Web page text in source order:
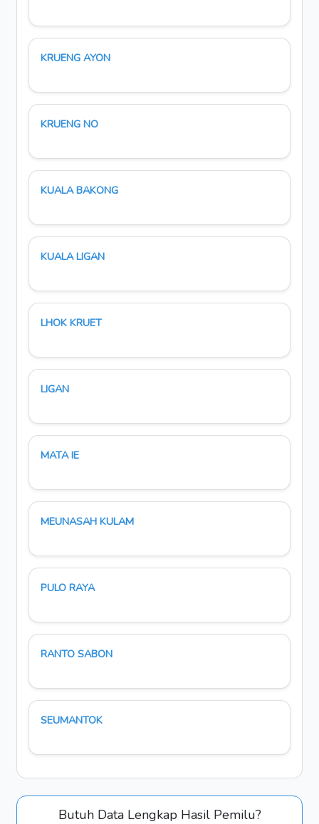
KRUENG AYON
KRUENG NO
KUALA BAKONG
KUALA LIGAN
LHOK KRUET
LIGAN
MATA IE
MEUNASAH KULAM
PULO RAYA
RANTO SABON
SEUMANTOK
Butuh Data Lengkap Hasil Pemilu?